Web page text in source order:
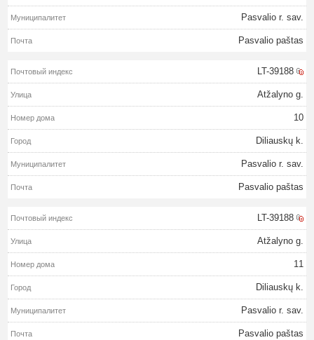
Pasvalio r. sav.
Pasvalio paštas
LT-39188
Atžalyno g.
10
Diliauskų k.
Pasvalio r. sav.
Pasvalio paštas
LT-39188
Atžalyno g.
11
Diliauskų k.
Pasvalio r. sav.
Pasvalio paštas